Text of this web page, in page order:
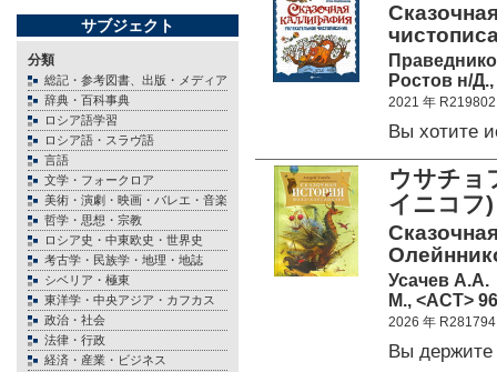
サブジェクト
分類
総記・参考図書、出版・メディア
辞典・百科事典
ロシア語学習
ロシア語・スラヴ語
言語
文学・フォークロア
美術・演劇・映画・バレエ・音楽
哲学・思想・宗教
ロシア史・中東欧史・世界史
考古学・民族学・地理・地誌
シベリア・極東
東洋学・中央アジア・カフカス
政治・社会
法律・行政
経済・産業・ビジネス
Ростов н/
2021 年 R219802
Вы хотите
ウサチ
イニコ
Усачев А.А.
М., <АСТ>
2026 年 R281794
Вы держите